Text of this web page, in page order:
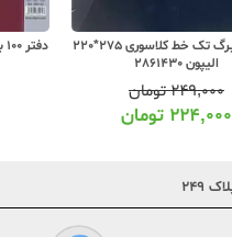
دفتر 100 برگ تک خط کلاسوری 275*220
الیپون 2861430
۲۴۹,۰۰۰تومان
۲۲۴,۰۰۰ تومان